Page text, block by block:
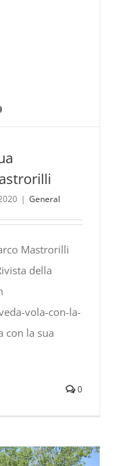
| General
Mastrorilli
della
vola-con-la-
con la sua
0